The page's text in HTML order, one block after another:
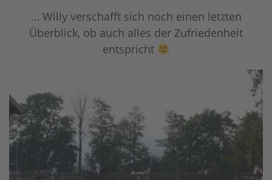
… Willy verschafft sich noch einen letzten
Überblick, ob auch alles der Zufriedenheit
entspricht